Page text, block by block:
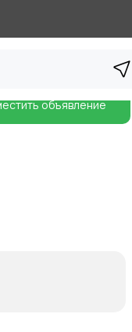
объявление